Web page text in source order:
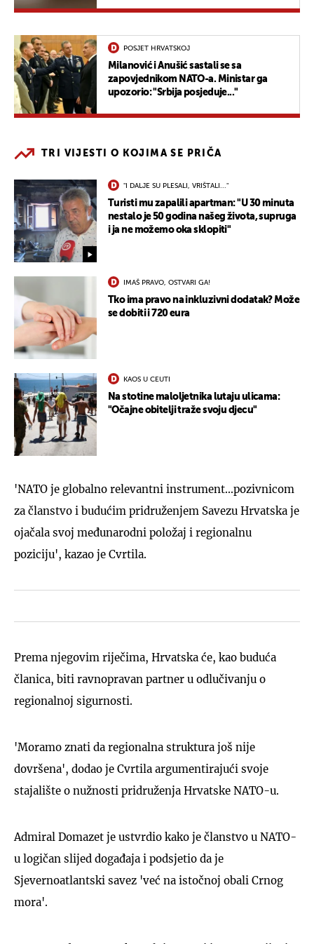
POSJET HRVATSKOJ
Milanović i Anušić sastali se sa
zapovjednikom NATO-a. Ministar ga
upozorio: "Srbija posjeduje..."
TRI VIJESTI O KOJIMA SE PRIČA
"I DALJE SU PLESALI, VRIŠTALI..."
Turisti mu zapalili apartman: "U 30 minuta
nestalo je 50 godina našeg života, supruga
i ja ne možemo oka sklopiti"
IMAŠ PRAVO, OSTVARI GA!
Tko ima pravo na inkluzivni dodatak? Može
se dobiti i 720 eura
KAOS U CEUTI
Na stotine maloljetnika lutaju ulicama:
"Očajne obitelji traže svoju djecu"
'NATO je globalno relevantni instrument...pozivnicom
za članstvo i budućim pridruženjem Savezu Hrvatska je
ojačala svoj međunarodni položaj i regionalnu
poziciju', kazao je Cvrtila.
Prema njegovim riječima, Hrvatska će, kao buduća
članica, biti ravnopravan partner u odlučivanju o
regionalnoj sigurnosti.
'Moramo znati da regionalna struktura još nije
dovršena', dodao je Cvrtila argumentirajući svoje
stajalište o nužnosti pridruženja Hrvatske NATO-u.
Admiral Domazet je ustvrdio kako je članstvo u NATO-
u logičan slijed događaja i podsjetio da je
Sjevernoatlantski savez 'već na istočnoj obali Crnog
mora'.